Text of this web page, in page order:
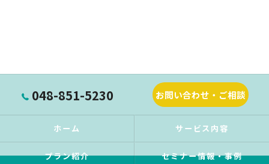
048-851-5230 お問い合わせ・ご相談
ホーム サービス内容
プラン紹介 セミナー情報・事例